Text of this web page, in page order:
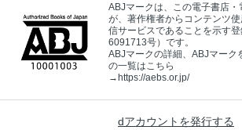
ABJマークは、この電子書店・
が、著作権者からコンテンツ
信サービスであることを示す
6091713号）です。
ABJマークの詳細、ABJマーク
の一覧はこちら
→https://aebs.or.jp/
dアカウントを発行する